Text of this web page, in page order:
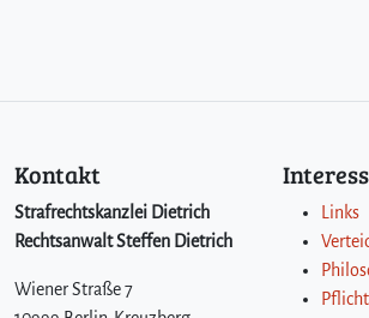
Kontakt
Strafrechtskanzlei Dietrich
Rechtsanwalt Steffen Dietrich
Wiener Straße 7
Links